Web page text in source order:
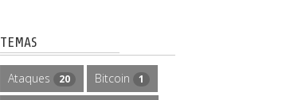
TEMAS
Ataques 20 Bitcoin 1